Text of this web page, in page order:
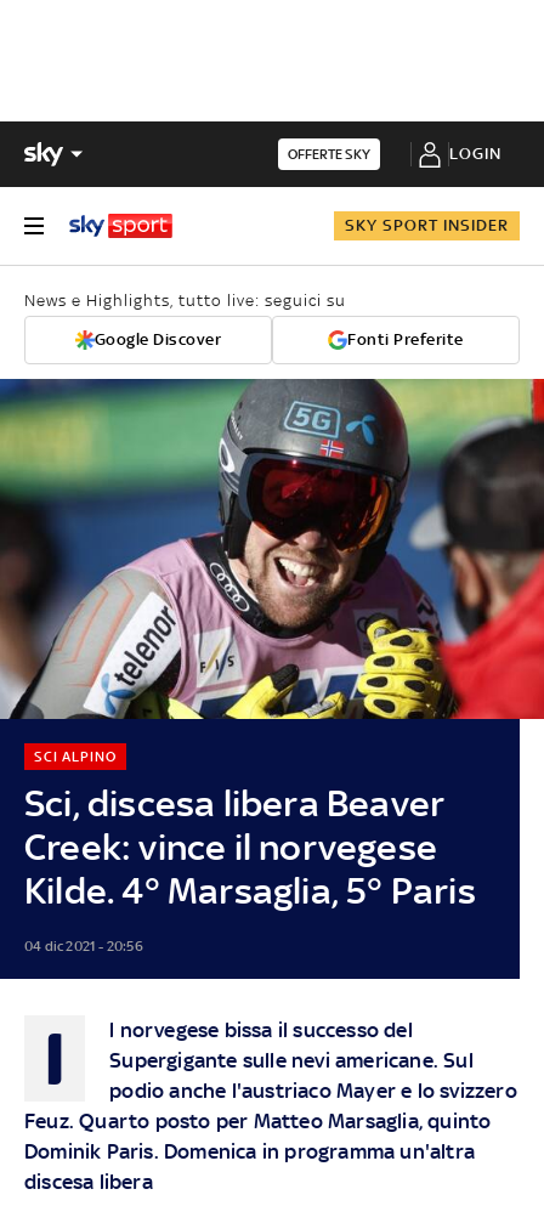
OFFERTE SKY LOGIN
SKY SPORT INSIDER
News e Highlights, tutto live: seguici su
Google Discover Fonti Preferite
Sci, discesa libera Beaver
Creek: vince il norvegese
Kilde. 4° Marsaglia, 5° Paris
SCI ALPINO
04 dic 2021 - 20:56
I
l norvegese bissa il successo del
Supergigante sulle nevi americane. Sul
podio anche l'austriaco Mayer e lo svizzero
Feuz. Quarto posto per Matteo Marsaglia, quinto
Dominik Paris. Domenica in programma un'altra
discesa libera